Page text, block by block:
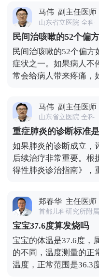
化。然而，乙型肝炎病
身体的平衡，它可能会
此，应该注意休息，不
有害的药物。即使是乙
行定期检查，检查乙肝
查甲胎蛋白和乙肝超声
响身体健康。
马伟 副主任医师
山东省立医院 全科
民间治咳嗽的52个偏方
民间治咳嗽的52个偏
症状之一。如果病人不
常会给病人带来疼痛，
汤、糖水鸡蛋止咳等。
马伟 副主任医师
山东省立医院 全科
重症肺炎的诊断标准
如果肺炎的诊断成立，
后续治疗非常重要。根
得性肺炎诊治指南》，
次，在积极动液体复苏
活性药物治疗。次要标
于每分钟30次；第二，
克；第三，多肺叶渗透
碍；五是氮质血症，血
白细胞减少症，白细胞
升；第七，血小板减少
郑春华 主任医师
首都儿科研究所附
宝宝37.6度算发烧吗
宝宝的体温是37.6度，
的不同，温度测量的正
温度，正常范围是36.3